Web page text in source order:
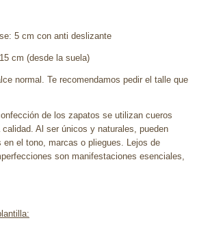
5 cm con anti deslizante
cm (desde la suela)
normal. Te recomendamos pedir el talle que
de los zapatos se utilizan cueros
Al ser únicos y naturales, pueden
en el tono, marcas o pliegues. Lejos de
son manifestaciones esenciales,